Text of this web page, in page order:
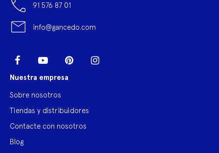
91 576 87 01
info@gancedo.com
Facebook YouTube Pinterest
Nuestra empresa
Sobre nosotros
Tiendas y distribuidores
Contacte con nosotros
Blog